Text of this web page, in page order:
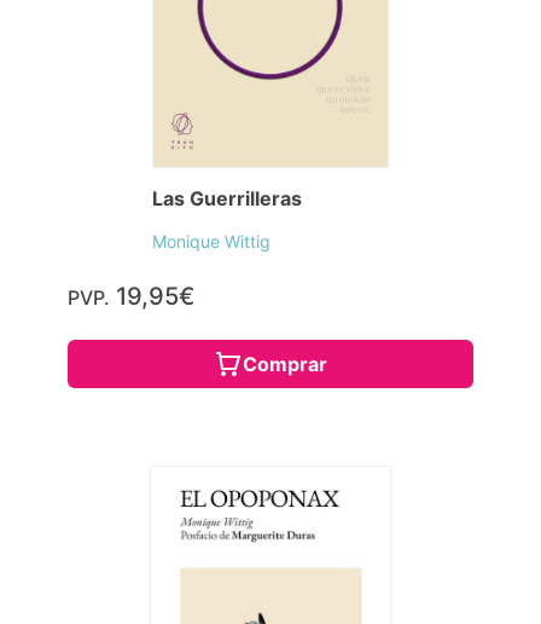
Las Guerrilleras
Monique Wittig
PVP. 19,95€
Comprar